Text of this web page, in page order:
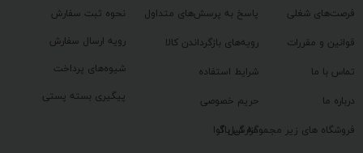
نحوه ثبت سفارش
رویه ارسال سفارش
شیوه‌های پرداخت
پیگیری بسته پستی
پاسخ به پرسش‌های متداول
رویه‌های بازگرداندن کالا
شرایط استفاده
حریم خصوصی
گزارش باگ
فرصت‌های شغلی
قوانین و مقررات
تماس با ما
درباره ما
فروشگاه های زیر مجموعه گیل آوا